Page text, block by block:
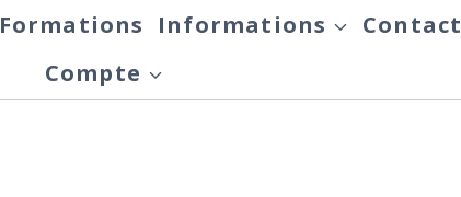
Formations Informations
Contact
Compte